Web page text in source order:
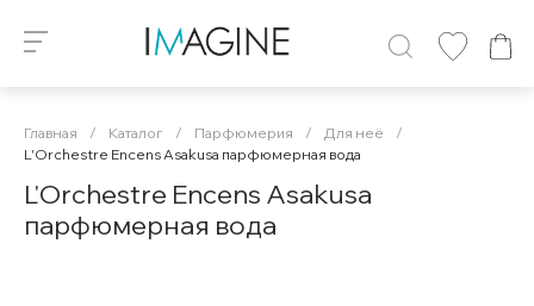
Главная / Каталог / Парфюмерия / Для неё
/
L'Orchestre Encens Asakusa парфюмерная вода
L'Orchestre Encens Asakusa
парфюмерная вода